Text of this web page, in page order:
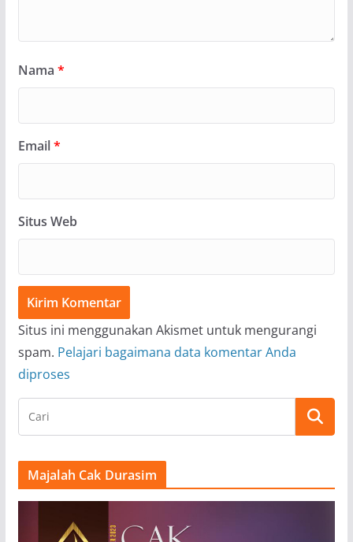
Nama *
Email*
Situs Web
Situs ini menggunakan Akismet untuk mengurangi
spam. Pelajari bagaimana data komentar Anda
diproses
Majalah Cak Durasim